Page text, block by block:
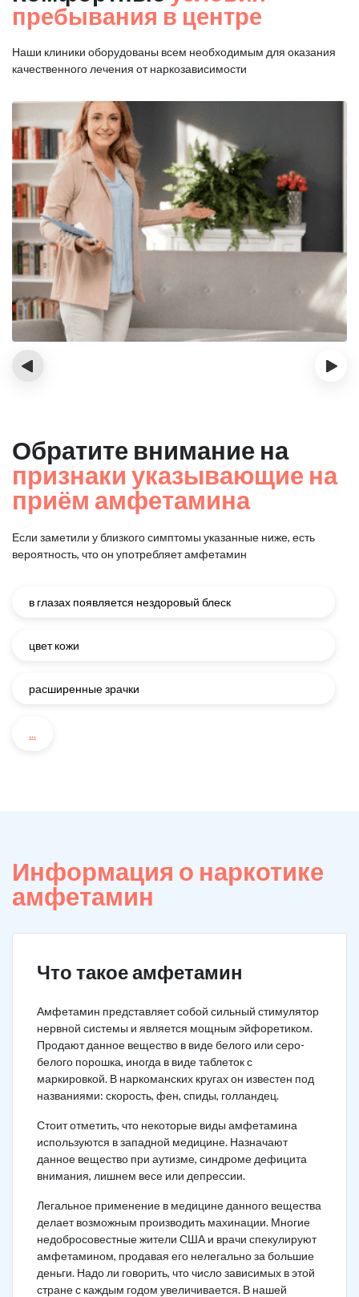
пребывания в центре
Наши клиники оборудованы всем необходимым для оказания
качественного лечения от наркозависимости
‹ ›
Обратите внимание на
признаки указывающие на
приём амфетамина
Если заметили у близкого симптомы указанные ниже, есть
вероятность, что он употребляет амфетамин
в глазах появляется нездоровый блеск
цвет кожи
расширенные зрачки
...
Информация о наркотике
амфетамин
Что такое амфетамин
Амфетамин представляет собой сильный стимулятор
нервной системы и является мощным эйфоретиком.
Продают данное вещество в виде белого или серо-
белого порошка, иногда в виде таблеток с
маркировкой. В наркоманских кругах он известен под
названиями: скорость, фен, спиды, голландец.
Стоит отметить, что некоторые виды амфетамина
используются в западной медицине. Назначают
данное вещество при аутизме, синдроме дефицита
внимания, лишнем весе или депрессии.
Легальное применение в медицине данного вещества
делает возможным производить махинации. Многие
недобросовестные жители США и врачи спекулируют
амфетамином, продавая его нелегально за большие
деньги. Надо ли говорить, что число зависимых в этой
стране с каждым годом увеличивается. В нашей